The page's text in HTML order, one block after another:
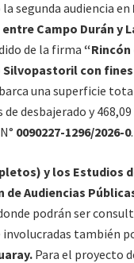
segunda audiencia en
Campo Durán y
de la firma “Rincón
Silvopastoril con
una superficie
de desbajerado y
0090227-1296/2026-0.
y los Estudios
de Audiencias
podrán ser
también
Para el proyecto